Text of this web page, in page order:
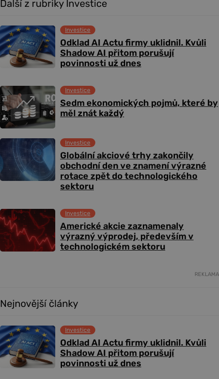
Další z rubriky Investice
Odklad AI Actu firmy uklidnil. Kvůli
Shadow AI přitom porušují
povinnosti už dnes
Investice
Sedm ekonomických pojmů, které by
měl znát každý
Investice
Globální akciové trhy zakončily
obchodní den ve znamení výrazné
rotace zpět do technologického
sektoru
Investice
Americké akcie zaznamenaly
výrazný výprodej, především v
technologickém sektoru
Investice
REKLAMA
Nejnovější články
Odklad AI Actu firmy uklidnil. Kvůli
Shadow AI přitom porušují
povinnosti už dnes
Investice